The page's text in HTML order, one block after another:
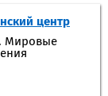
центр
Мировые